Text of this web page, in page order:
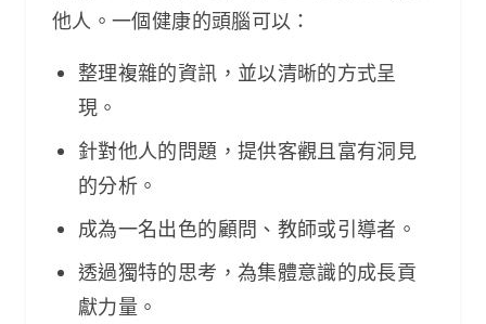
他人。一個健康的頭腦可以：
整理複雜的資訊，並以清晰的方式呈
現。
針對他人的問題，提供客觀且富有洞見
的分析。
成為一名出色的顧問、教師或引導者。
透過獨特的思考，為集體意識的成長貢
獻力量。